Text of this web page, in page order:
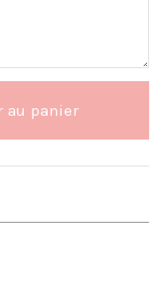
au panier